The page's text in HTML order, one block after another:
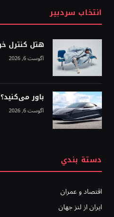
انتخاب سردبیر
هتل کنترل
آگوست 6, 2026
باور
آگوست 6, 2026
دستة بندي
اقتصاد و عمران
ایران از لنز جهان